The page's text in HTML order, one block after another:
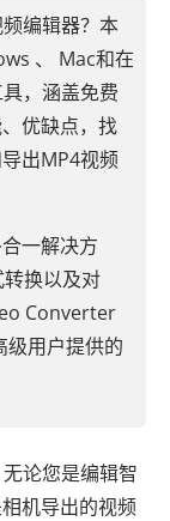
编辑器？本
、 Mac和在
，涵盖免费
优缺点，找
出MP4视频
一解决方
换以及对
Converter
用户提供的
论您是编辑智
机导出的视频